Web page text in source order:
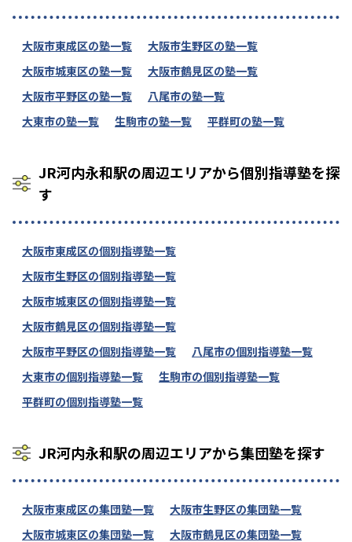
大阪市東成区の塾一覧
大阪市生野区の塾一覧
大阪市城東区の塾一覧
大阪市鶴見区の塾一覧
大阪市平野区の塾一覧
八尾市の塾一覧
大東市の塾一覧
生駒市の塾一覧 平群町の塾一覧
JR河内永和駅の周辺エリアから個別指導塾を探
す
大阪市東成区の個別指導塾一覧
大阪市生野区の個別指導塾一覧
大阪市城東区の個別指導塾一覧
大阪市鶴見区の個別指導塾一覧
大阪市平野区の個別指導塾一覧
八尾市の個別指導塾一覧
大東市の個別指導塾一覧
生駒市の個別指導塾一覧
平群町の個別指導塾一覧
JR河内永和駅の周辺エリアから集団塾を探す
大阪市東成区の集団塾一覧
大阪市生野区の集団塾一覧
大阪市城東区の集団塾一覧
大阪市鶴見区の集団塾一覧